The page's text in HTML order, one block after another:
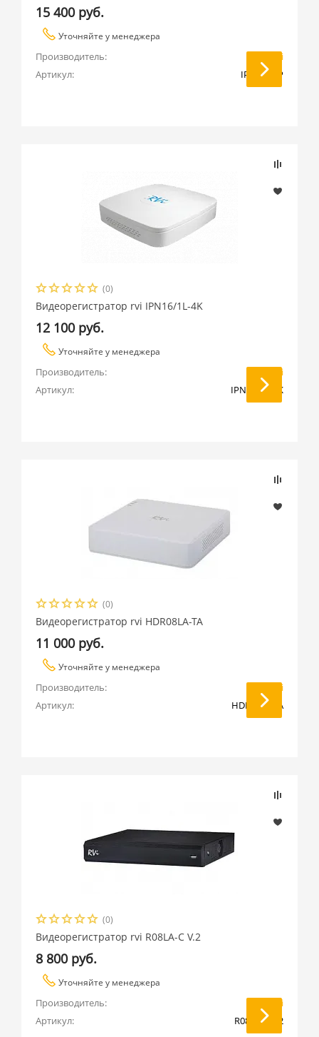
15 400 руб.
Уточняйте у менеджера
Производитель:
RVi
Артикул:
IPN8/1-4P
(0)
Видеорегистратор rvi IPN16/1L-4K
12 100 руб.
Уточняйте у менеджера
Производитель:
RVi
Артикул:
IPN16/1L-4K
(0)
Видеорегистратор rvi HDR08LA-TA
11 000 руб.
Уточняйте у менеджера
Производитель:
RVi
Артикул:
HDR08LA-TA
(0)
Видеорегистратор rvi R08LA-C V.2
8 800 руб.
Уточняйте у менеджера
Производитель:
RVi
Артикул:
R08LA-C V.2